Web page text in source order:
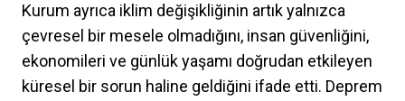
Kurum ayrıca iklim değişikliğinin artık yalnızca
çevresel bir mesele olmadığını, insan güvenliğini,
ekonomileri ve günlük yaşamı doğrudan etkileyen
küresel bir sorun haline geldiğini ifade etti. Deprem